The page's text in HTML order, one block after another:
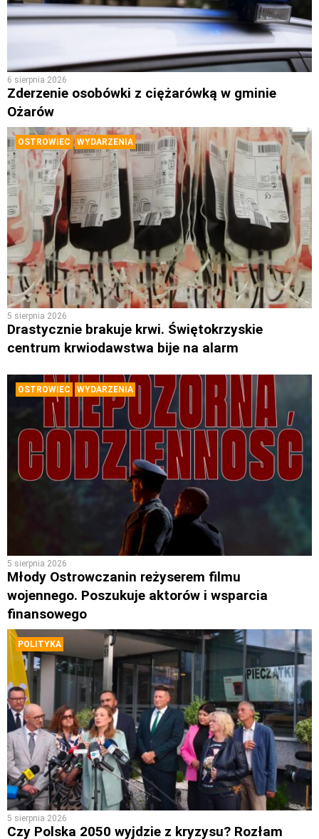
6 sierpnia 2026
Zderzenie osobówki z ciężarówką w gminie
Ożarów
OSTROWIEC WYDARZENIA
5 sierpnia 2026
Drastycznie brakuje krwi. Świętokrzyskie
centrum krwiodawstwa bije na alarm
OSTROWIEC WYDARZENIA
5 sierpnia 2026
Młody Ostrowczanin reżyserem filmu
wojennego. Poszukuje aktorów i wsparcia
finansowego
POLITYKA
5 sierpnia 2026
Czy Polska 2050 wyjdzie z kryzysu? Rozłam